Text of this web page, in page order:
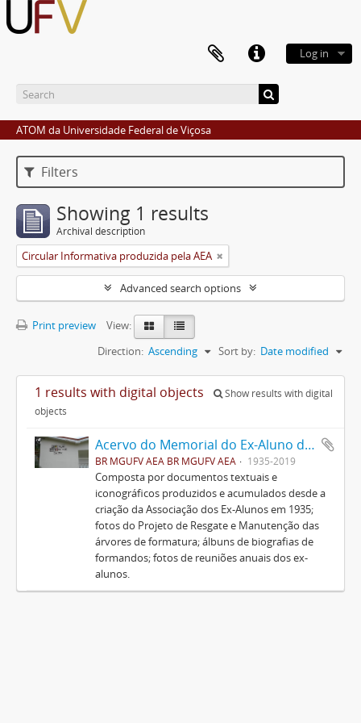
Log in
ATOM da Universidade Federal de Viçosa
Filters
Showing 1 results
Archival description
Circular Informativa produzida pela AEA
Advanced search options
Print preview
View:
Sort by: Date modified
Direction: Ascending
1 results with digital objects
Show results with digital
objects
Acervo do Memorial do Ex-Aluno da UFV
BR MGUFV AEA BR MGUFV AEA 1935-2019
Composta por documentos textuais e
iconográficos produzidos e acumulados desde a
criação da Associação dos Ex-Alunos em 1935;
fotos do Projeto de Resgate e Manutenção das
árvores de formatura; álbuns de biografias de
formandos; fotos de reuniões anuais dos ex-
alunos.